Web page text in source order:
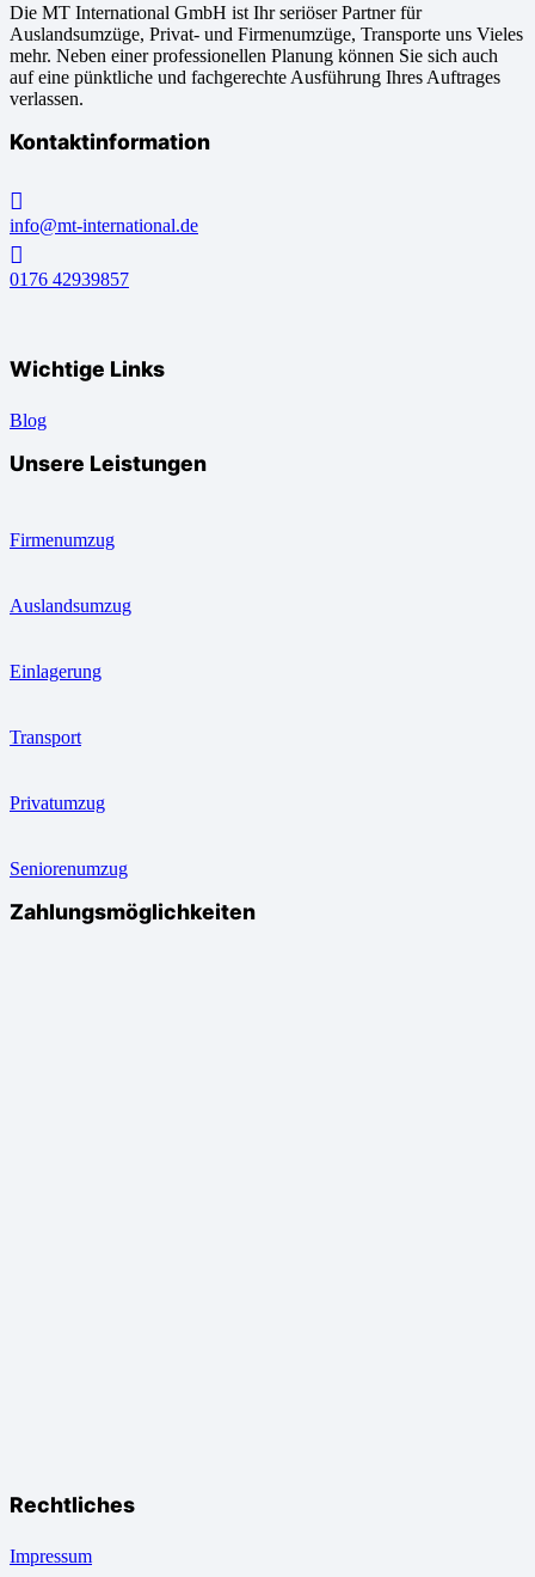
Die MT International GmbH ist Ihr seriöser Partner für
Auslandsumzüge, Privat- und Firmenumzüge, Transporte uns Vieles
mehr. Neben einer professionellen Planung können Sie sich auch
auf eine pünktliche und fachgerechte Ausführung Ihres Auftrages
verlassen.
Kontaktinformation
info@mt-international.de
0176 42939857
Wichtige Links
Blog
Unsere Leistungen
Firmenumzug
Auslandsumzug
Einlagerung
Transport
Privatumzug
Seniorenumzug
Zahlungsmöglichkeiten
Rechtliches
Impressum